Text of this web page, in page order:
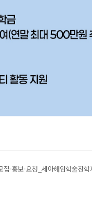
집-홍보-요청_세아해암학술장